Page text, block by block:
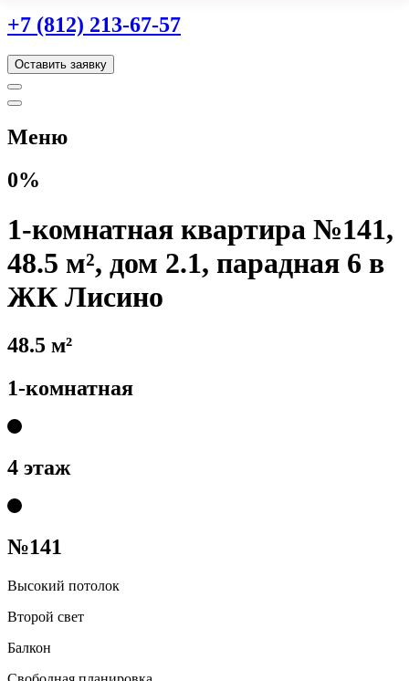
+7 (812) 213-67-57
Оставить заявку
Меню
0%
1-комнатная квартира №141,
48.5 м², дом 2.1, парадная 6 в
ЖК Лисино
48.5 м²
1-комнатная
4 этаж
№141
Высокий потолок
Второй свет
Балкон